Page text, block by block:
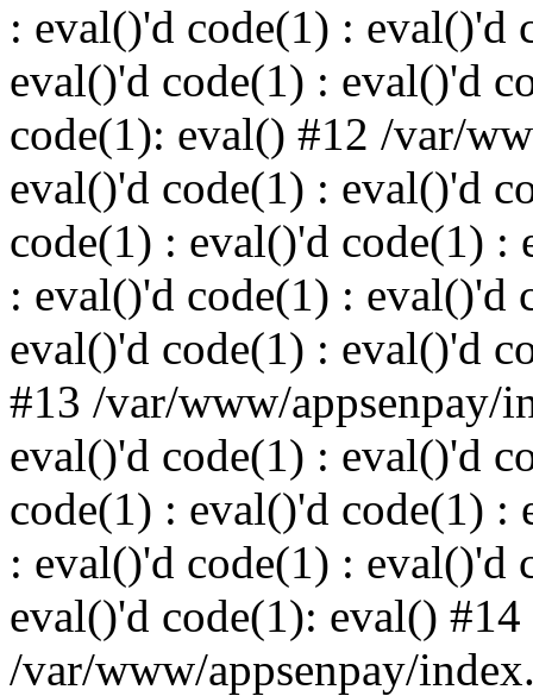
: eval()'d code(1) : eval()'d
eval()'d code(1) : eval()'d
code(1): eval() #12 /var/
eval()'d code(1) : eval()'d
code(1) : eval()'d code(1) :
: eval()'d code(1) : eval()'d
eval()'d code(1) : eval()'d
#13 /var/www/appsenpay/
eval()'d code(1) : eval()'d
code(1) : eval()'d code(1) :
: eval()'d code(1) : eval()'d
eval()'d code(1): eval() #14
/var/www/appsenpay/